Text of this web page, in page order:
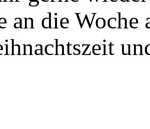
an die Woche